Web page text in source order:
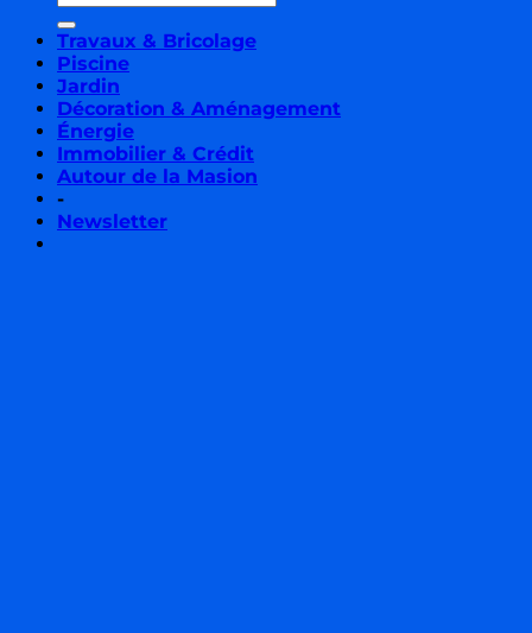
Travaux & Bricolage
Piscine
Jardin
Décoration & Aménagement
Énergie
Immobilier & Crédit
Autour de la Masion
-
Newsletter